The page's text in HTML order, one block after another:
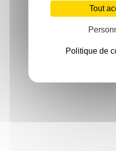
Tout
Politique de